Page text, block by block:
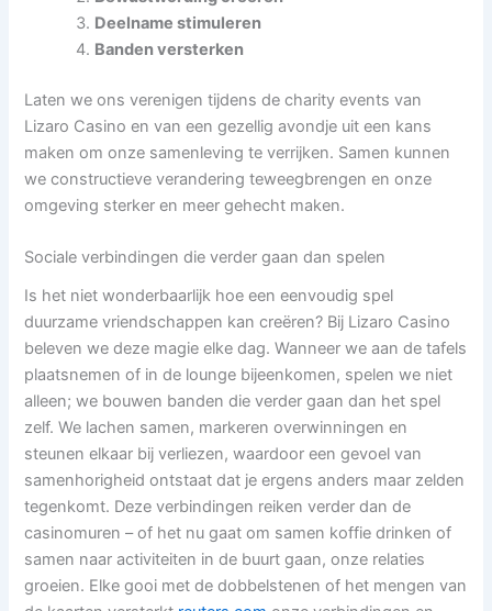
Deelname stimuleren
Banden versterken
Laten we ons verenigen tijdens de charity events van
Lizaro Casino en van een gezellig avondje uit een kans
maken om onze samenleving te verrijken. Samen kunnen
we constructieve verandering teweegbrengen en onze
omgeving sterker en meer gehecht maken.
Sociale verbindingen die verder gaan dan spelen
Is het niet wonderbaarlijk hoe een eenvoudig spel
duurzame vriendschappen kan creëren? Bij Lizaro Casino
beleven we deze magie elke dag. Wanneer we aan de tafels
plaatsnemen of in de lounge bijeenkomen, spelen we niet
alleen; we bouwen banden die verder gaan dan het spel
zelf. We lachen samen, markeren overwinningen en
steunen elkaar bij verliezen, waardoor een gevoel van
samenhorigheid ontstaat dat je ergens anders maar zelden
tegenkomt. Deze verbindingen reiken verder dan de
casinomuren – of het nu gaat om samen koffie drinken of
samen naar activiteiten in de buurt gaan, onze relaties
groeien. Elke gooi met de dobbelstenen of het mengen van